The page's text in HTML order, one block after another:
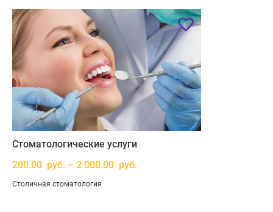
Стоматологические услуги
200.00 руб. – 2 000.00 руб.
Столичная стоматология